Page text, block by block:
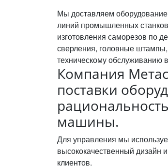
Мы доставляем
линий промышленных
изготовления саморезов по
сверления, головные
техническому обслуживанию
Компания
поставки
машины.
Для управления мы
высококачественный дизайн
клиентов.